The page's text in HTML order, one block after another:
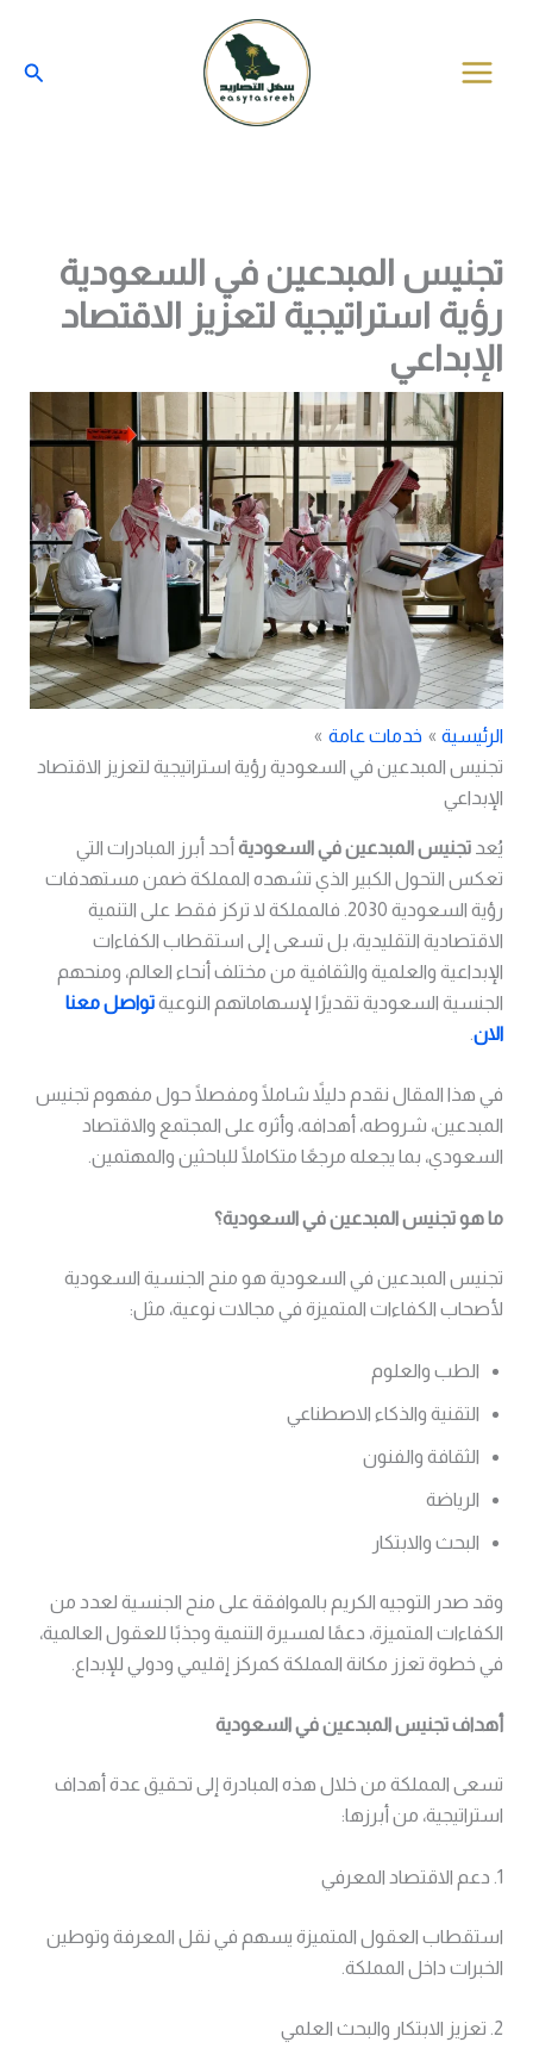
المحتوى
تجنيس المبدعين في السعودية
رؤية استراتيجية لتعزيز الاقتصاد
الإبداعي
الرئيسية
خدمات عامة
تجنيس المبدعين في السعودية رؤية استراتيجية لتعزيز الاقتصاد
الإبداعي
يُعد تجنيس المبدعين في السعوديةأحد أبرز المبادرات التي
تعكس التحول الكبير الذي تشهده المملكة ضمن مستهدفات
رؤية السعودية 2030
. فالمملكة لا تركز فقط على التنمية
الاقتصادية التقليدية، بل تسعى إلى استقطاب الكفاءات
الإبداعية والعلمية والثقافية من مختلف أنحاء العالم، ومنحهم
الجنسية السعودية تقديرًا لإسهاماتهم النوعيةتواصل معنا
الان.
في هذا المقال نقدم دليلاً شاملًا ومفصلًا حول مفهوم تجنيس
المبدعين، شروطه، أهدافه، وأثره على المجتمع والاقتصاد
السعودي، بما يجعله مرجعًا متكاملًا للباحثين والمهتمين.
ما هو تجنيس المبدعين في السعودية؟
تجنيس المبدعين في السعودية هو منح الجنسية السعودية
لأصحاب الكفاءات المتميزة في مجالات نوعية، مثل:
الطب والعلوم
التقنية والذكاء الاصطناعي
الثقافة والفنون
الرياضة
البحث والابتكار
وقد صدر التوجيه الكريم بالموافقة على منح الجنسية لعدد من
الكفاءات المتميزة، دعمًا لمسيرة التنمية وجذبًا للعقول العالمية،
في خطوة تعزز مكانة المملكة كمركز إقليمي ودولي للإبداع.
أهداف تجنيس المبدعين في السعودية
تسعى المملكة من خلال هذه المبادرة إلى تحقيق عدة أهداف
استراتيجية، من أبرزها:
1. دعم الاقتصاد المعرفي
استقطاب العقول المتميزة يسهم في نقل المعرفة وتوطين
الخبرات داخل المملكة.
2. تعزيز الابتكار والبحث العلمي